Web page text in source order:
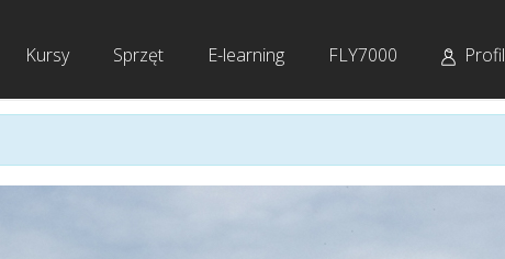
Kursy Sprzęt E-learning FLY7000 Profil